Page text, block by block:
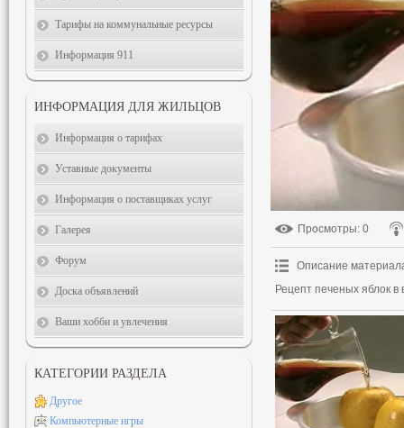
Просмотры: 0
Описание
Рецепт печеных яблок
Тарифы на коммунальные ресурсы
Информация 911
ИНФОРМАЦИЯ ДЛЯ ЖИЛЬЦОВ
Информация о тарифах
Уставные документы
Информация о поставщиках услуг
Галерея
Форум
Доска объявлений
Ваши хобби и увлечения
КАТЕГОРИИ РАЗДЕЛА
Другое
Компьютерные игры